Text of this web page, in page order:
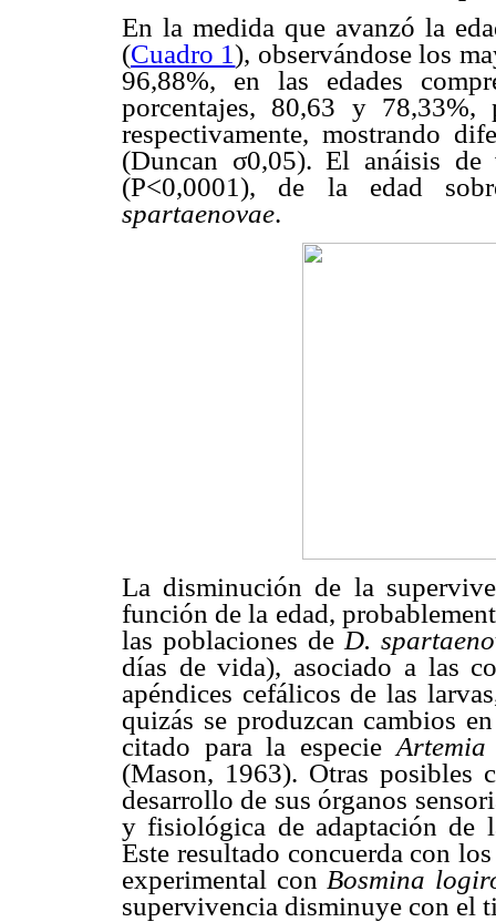
En la medida que avanzó la
(Cuadro 1), observándose los
96,88%, en las edades
porcentajes, 80,63 y
respectivamente, mostrando
(Duncan σ0,05). El anáisis
(P<0,0001), de la edad
spartaenovae.
La disminución de la
función de la edad,
las poblaciones de D.
días de vida), asociado a las
apéndices cefálicos de las
quizás se produzcan cambios
citado para la especie
(Mason, 1963). Otras posibles
desarrollo de sus órganos
y fisiológica de adaptación de
Este resultado concuerda con
experimental con Bosmina
supervivencia disminuye con el